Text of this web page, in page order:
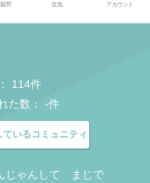
114件
た数：
-件
ているコミュニティ
じゃんして まじで
問 交流 アカウント